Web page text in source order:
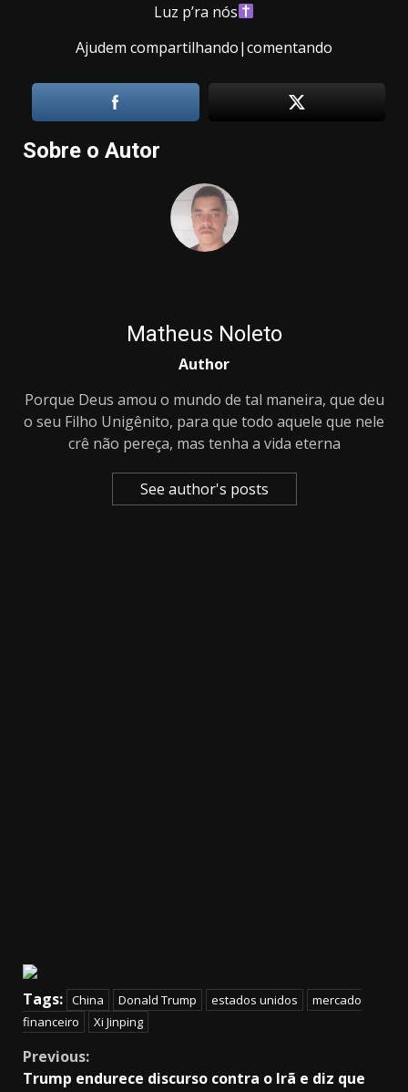
Luz p’ra nós
Ajudem compartilhando|comentando
Sobre o Autor
Matheus Noleto
Author
Porque Deus amou o mundo de tal maneira, que deu
o seu Filho Unigênito, para que todo aquele que nele
crê não pereça, mas tenha a vida eterna
See author's posts
Tags: China Donald Trump estados unidos
mercado
financeiro
Xi Jinping
Continue
Previous:
Trump endurece discurso contra o Irã e diz que